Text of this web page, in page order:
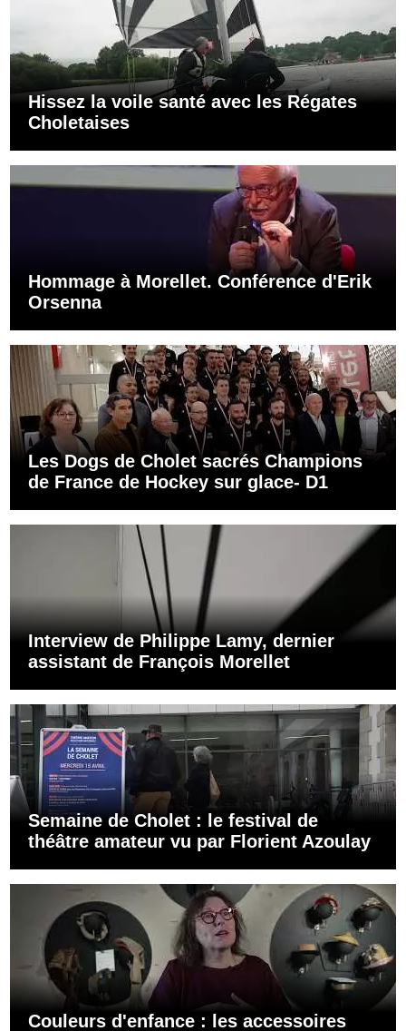
Hissez la voile santé avec les Régates
Choletaises
Hommage à Morellet. Conférence d'Erik
Orsenna
Les Dogs de Cholet sacrés Champions
de France de Hockey sur glace- D1
Interview de Philippe Lamy, dernier
assistant de François Morellet
Semaine de Cholet : le festival de
théâtre amateur vu par Florient Azoulay
Couleurs d'enfance : les accessoires